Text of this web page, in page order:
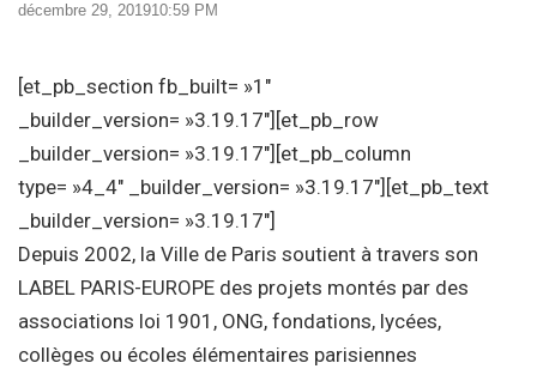
décembre 29, 201910:59 PM
[et_pb_section fb_built= »1″
_builder_version= »3.19.17″][et_pb_row
_builder_version= »3.19.17″][et_pb_column
type= »4_4″ _builder_version= »3.19.17″][et_pb_text
_builder_version= »3.19.17″]
Depuis 2002, la Ville de Paris soutient à travers son
LABEL PARIS-EUROPE des projets montés par des
associations loi 1901, ONG, fondations, lycées,
collèges ou écoles élémentaires parisiennes